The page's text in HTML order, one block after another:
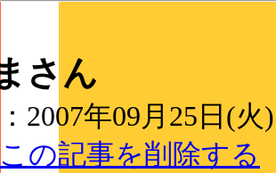
さん
2007年09月25日(
この記事を削除する